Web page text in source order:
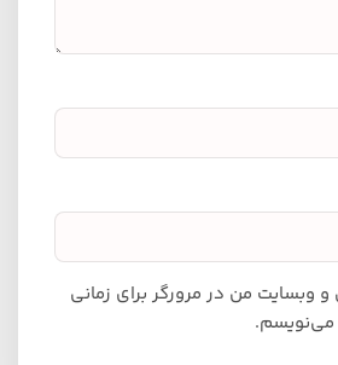
و وبسایت من در مرورگر برای زمانی
می‌نویسم.